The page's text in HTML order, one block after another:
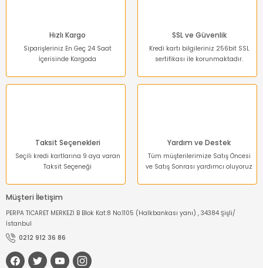
Hızlı Kargo
Siparişleriniz En Geç 24 Saat
İçerisinde Kargoda
SSL ve Güvenlik
Kredi kartı bilgileriniz 256bit SSL
sertifikası ile korunmaktadır.
Taksit Seçenekleri
Seçili kredi kartlarına 9 aya varan
Taksit Seçeneği
Yardım ve Destek
Tüm müşterilerimize Satış Öncesi
ve Satış Sonrası yardımcı oluyoruz
Müşteri İletişim
PERPA TİCARET MERKEZİ B Blok Kat:8 No:1105 (Halkbankası yanı) , 34384 Şişli/
İstanbul
0212 912 36 86